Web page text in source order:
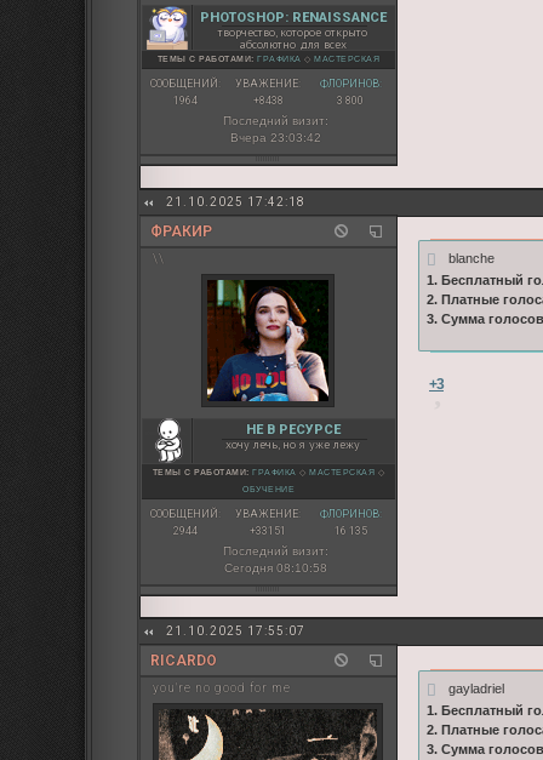
PHOTOSHOP: RENAISSANCE
творчество, которое открыто
абсолютно для всех
ТЕМЫ С РАБОТАМИ: ГРАФИКА ◇ МАСТЕРСКАЯ
СООБЩЕНИЙ:
1964
УВАЖЕНИЕ:
+8438
ФЛОРИНОВ:
3 800
Последний визит:
Вчера 23:03:42
21.10.2025 17:42:18
ФРАКИР
\\
НЕ В РЕСУРСЕ
хочу лечь, но я уже лежу
ТЕМЫ С РАБОТАМИ:ГРАФИКА ◇МАСТЕРСКАЯ ◇
ОБУЧЕНИЕ
СООБЩЕНИЙ:
2944
УВАЖЕНИЕ:
+33151
ФЛОРИНОВ:
16 135
Последний визит:
Сегодня 08:10:58
blanche
1. Бесплатный
2. Платные
3. Сумма
+3
21.10.2025 17:55:07
RICARDO
you're no good for me
gayladriel
1. Бесплатный
2. Платные
3. Сумма